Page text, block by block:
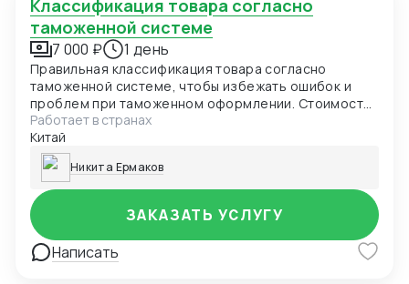
Классификация товара согласно
таможенной системе
7 000 ₽ 1 день
Правильная классификация товара согласно
таможенной системе, чтобы избежать ошибок и
проблем при таможенном оформлении. Стоимость
услуги зависит от сложности классификации и
количества товаров.
Работает в странах
Китай
Никита Ермаков
Написать
ЗАКАЗАТЬ УСЛУГУ